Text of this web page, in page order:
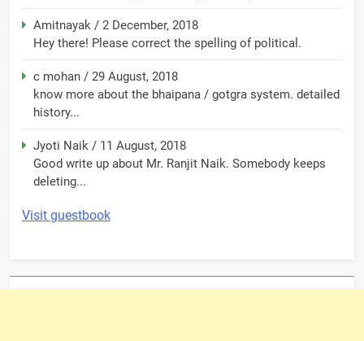
Amitnayak / 2 December, 2018
Hey there! Please correct the spelling of political.
c mohan / 29 August, 2018
know more about the bhaipana / gotgra system. detailed
history...
Jyoti Naik / 11 August, 2018
Good write up about Mr. Ranjit Naik. Somebody keeps
deleting...
Visit guestbook